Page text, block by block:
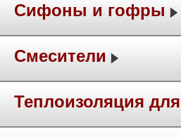
Сифоны и гофры
Смесители
Теплоизоляция